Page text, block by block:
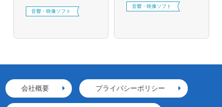
音響・映像ソフト
音響・映像ソフト
会社概要 プライバシーポリシー